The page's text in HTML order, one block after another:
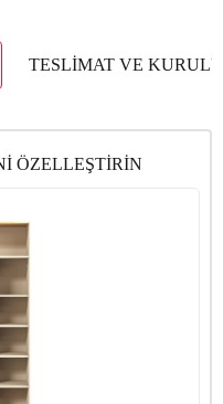
TESLİMAT VE
ÖZELLEŞTİRİN